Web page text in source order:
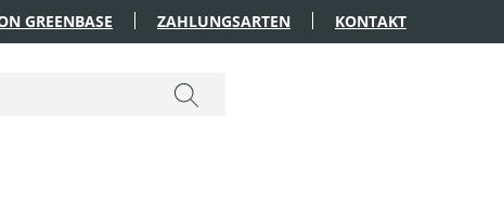
GREENBASE ZAHLUNGSARTEN KONTAKT